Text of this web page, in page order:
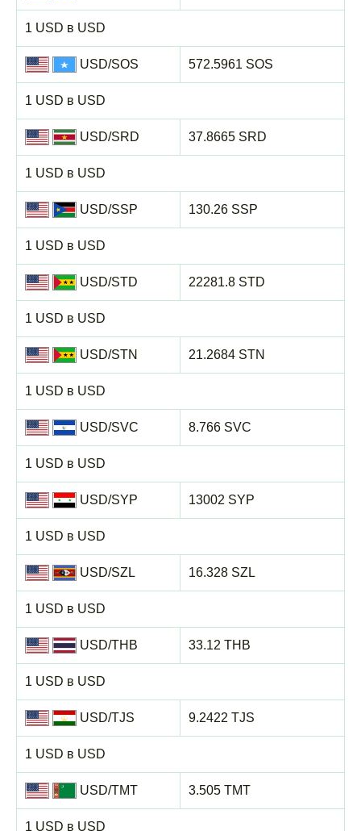
1 USD в USD
USD/SOS
1 USD в USD
572.5961 SOS
USD/SRD
1 USD в USD
37.8665 SRD
USD/SSP
1 USD в USD
130.26 SSP
USD/STD
1 USD в USD
22281.8 STD
USD/STN
1 USD в USD
21.2684 STN
USD/SVC
1 USD в USD
8.766 SVC
USD/SYP
1 USD в USD
13002 SYP
USD/SZL
1 USD в USD
16.328 SZL
USD/THB
1 USD в USD
33.12 THB
USD/TJS
1 USD в USD
9.2422 TJS
USD/TMT
1 USD в USD
3.505 TMT